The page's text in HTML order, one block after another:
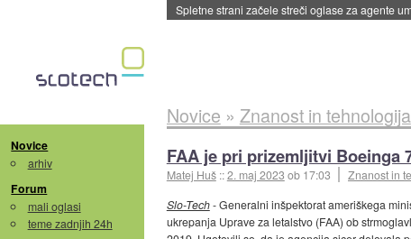
Spletne strani začele streči oglase za agente
Novice
arhiv
Forum
mali oglasi
teme zadnjih 24h
Novice » Znanost in tehnologija
FAA je pri prizemljitvi Boeinga
Matej Huš ::2. maj 2023 ob 17:03 Znanost in
Slo-Tech- Generalni inšpektorat ameriškega
ukrepanja Uprave za letalstvo (FAA) ob